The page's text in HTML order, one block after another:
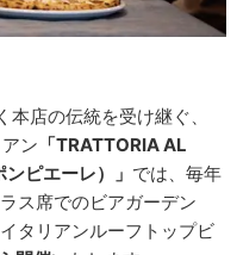
店の伝統を受け継ぐ、
ン 「TRATTORIA AL
ピエーレ）」 では、毎年
ス席でのビアガーデン
タリアンルーフトップビ